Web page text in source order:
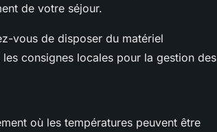
de votre séjour.
vous de disposer du matériel
consignes locales pour la gestion des
où les températures peuvent être